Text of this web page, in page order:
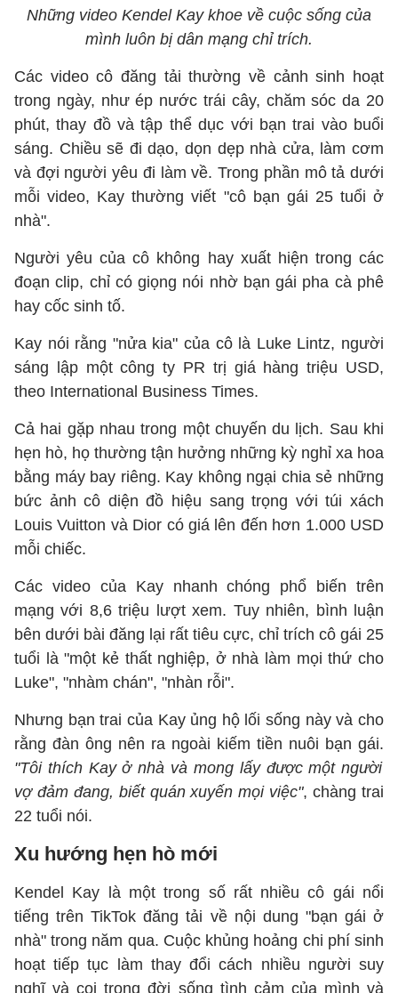
Những video Kendel Kay khoe về cuộc sống của
mình luôn bị dân mạng chỉ trích.
Các video cô đăng tải thường về cảnh sinh hoạt
trong ngày, như ép nước trái cây, chăm sóc da 20
phút, thay đồ và tập thể dục với bạn trai vào buổi
sáng. Chiều sẽ đi dạo, dọn dẹp nhà cửa, làm cơm
và đợi người yêu đi làm về. Trong phần mô tả dưới
mỗi video, Kay thường viết "cô bạn gái 25 tuổi ở
nhà".
Người yêu của cô không hay xuất hiện trong các
đoạn clip, chỉ có giọng nói nhờ bạn gái pha cà phê
hay cốc sinh tố.
Kay nói rằng "nửa kia" của cô là Luke Lintz, người
sáng lập một công ty PR trị giá hàng triệu USD,
theo International Business Times.
Cả hai gặp nhau trong một chuyến du lịch. Sau khi
hẹn hò, họ thường tận hưởng những kỳ nghỉ xa hoa
bằng máy bay riêng. Kay không ngại chia sẻ những
bức ảnh cô diện đồ hiệu sang trọng với túi xách
Louis Vuitton và Dior có giá lên đến hơn 1.000 USD
mỗi chiếc.
Các video của Kay nhanh chóng phổ biến trên
mạng với 8,6 triệu lượt xem. Tuy nhiên, bình luận
bên dưới bài đăng lại rất tiêu cực, chỉ trích cô gái 25
tuổi là "một kẻ thất nghiệp, ở nhà làm mọi thứ cho
Luke", "nhàm chán", "nhàn rỗi".
Nhưng bạn trai của Kay ủng hộ lối sống này và cho
rằng đàn ông nên ra ngoài kiếm tiền nuôi bạn gái.
"Tôi thích Kay ở nhà và mong lấy được một người
vợ đảm đang, biết quán xuyến mọi việc", chàng trai
22 tuổi nói.
Xu hướng hẹn hò mới
Kendel Kay là một trong số rất nhiều cô gái nổi
tiếng trên TikTok đăng tải về nội dung "bạn gái ở
nhà" trong năm qua. Cuộc khủng hoảng chi phí sinh
hoạt tiếp tục làm thay đổi cách nhiều người suy
nghĩ và coi trọng đời sống tình cảm của mình và